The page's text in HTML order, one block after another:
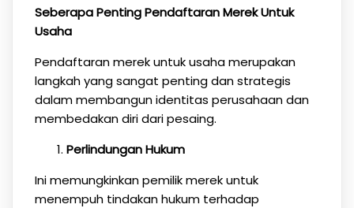
Seberapa Penting Pendaftaran Merek Untuk
Usaha
Pendaftaran merek untuk usaha merupakan
langkah yang sangat penting dan strategis
dalam membangun identitas perusahaan dan
membedakan diri dari pesaing.
Perlindungan Hukum
Ini memungkinkan pemilik merek untuk
menempuh tindakan hukum terhadap